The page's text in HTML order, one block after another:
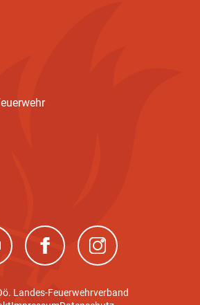
Fenster)(neues Fenster)(neues Fenster)
Landes-Feuerwehrverband